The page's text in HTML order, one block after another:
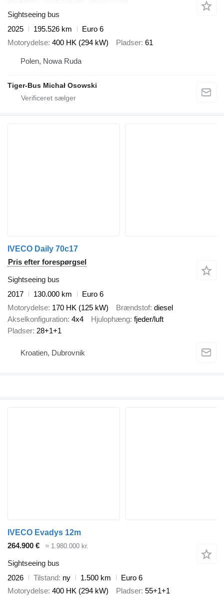
Sightseeing bus
2025
195.526 km
Euro 6
Motorydelse 400 HK (294 kW) Pladser 61
Polen, Nowa Ruda
Tiger-Bus Michał Osowski
IVECO Daily 70c17
Pris efter forespørgsel
Sightseeing bus
2017
130.000 km
Euro 6
Motorydelse 170 HK (125 kW) Brændstof diesel
Akselkonfiguration 4x4 Hjulophæng fjeder/luft
Pladser 28+1+1
Kroatien, Dubrovnik
IVECO Evadys 12m
264.900 €
≈ 1.980.000 kr.
Sightseeing bus
2026
Tilstand ny 1.500 km
Euro 6
Motorydelse 400 HK (294 kW) Pladser 55+1+1